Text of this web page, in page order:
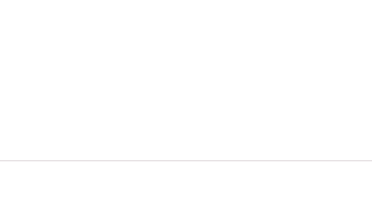
生须缴交其他费用如保证金及学生会年